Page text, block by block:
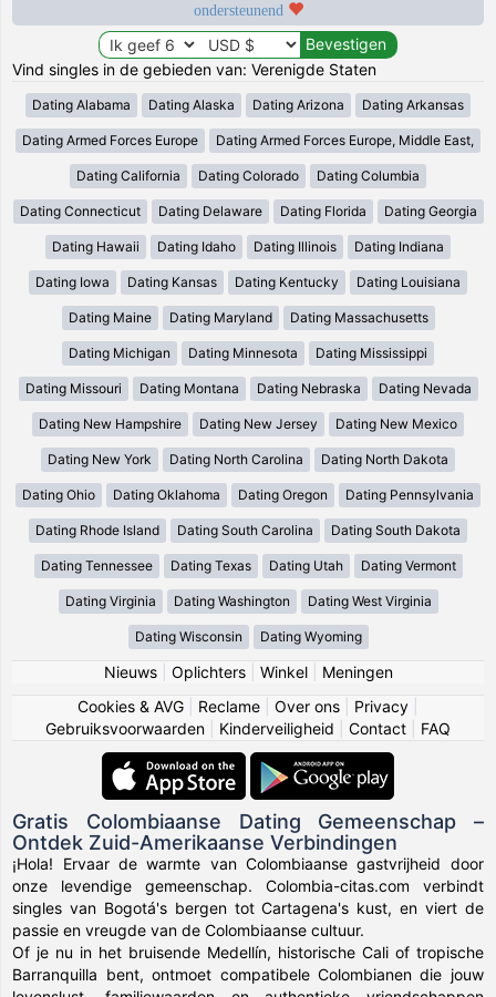
ondersteunend
Vind singles in de gebieden van: Verenigde Staten
Dating Alabama Dating Alaska Dating Arizona Dating Arkansas
Dating Armed Forces Europe Dating Armed Forces Europe, Middle East,
Dating California Dating Colorado Dating Columbia
Dating Connecticut Dating Delaware Dating Florida Dating Georgia
Dating Hawaii Dating Idaho Dating Illinois Dating Indiana
Dating Iowa Dating Kansas Dating Kentucky Dating Louisiana
Dating Maine Dating Maryland Dating Massachusetts
Dating Michigan Dating Minnesota Dating Mississippi
Dating Missouri Dating Montana Dating Nebraska Dating Nevada
Dating New Hampshire Dating New Jersey Dating New Mexico
Dating New York Dating North Carolina Dating North Dakota
Dating Ohio Dating Oklahoma Dating Oregon Dating Pennsylvania
Dating Rhode Island Dating South Carolina Dating South Dakota
Dating Tennessee Dating Texas Dating Utah Dating Vermont
Dating Virginia Dating Washington Dating West Virginia
Dating Wisconsin Dating Wyoming
Nieuws| Oplichters| Winkel| Meningen
Cookies & AVG
Reclame Over ons Privacy
Gebruiksvoorwaarden
Kinderveiligheid Contact FAQ
Gratis Colombiaanse Dating Gemeenschap –
Ontdek Zuid-Amerikaanse Verbindingen
¡Hola! Ervaar de warmte van Colombiaanse gastvrijheid door
onze levendige gemeenschap. Colombia-citas.com verbindt
singles van Bogotá's bergen tot Cartagena's kust, en viert de
passie en vreugde van de Colombiaanse cultuur.
Of je nu in het bruisende Medellín, historische Cali of tropische
Barranquilla bent, ontmoet compatibele Colombianen die jouw